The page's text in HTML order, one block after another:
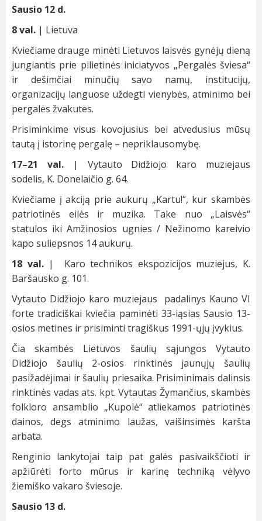
Sausio 12 d.
8 val. | Lietuva
Kviečiame drauge minėti Lietuvos laisvės gynėjų dieną
jungiantis prie pilietinės iniciatyvos „Pergalės šviesa“
ir dešimčiai minučių savo namų, institucijų,
organizacijų languose uždegti vienybės, atminimo bei
pergalės žvakutes.
Prisiminkime visus kovojusius bei atvedusius mūsų
tautą į istorinę pergalę – nepriklausomybę.
17–21 val.| Vytauto Didžiojo karo muziejaus
sodelis, K. Donelaičio g. 64.
Kviečiame į akciją prie aukurų „Kartu!“, kur skambės
patriotinės eilės ir muzika. Take nuo „Laisvės“
statulos iki Amžinosios ugnies / Nežinomo kareivio
kapo suliepsnos 14 aukurų.
18 val.| Karo technikos ekspozicijos muziejus, K.
Baršausko g. 101.
Vytauto Didžiojo karo muziejaus padalinys Kauno VI
forte tradiciškai kviečia paminėti 33-iąsias Sausio 13-
osios metines ir prisiminti tragiškus 1991-ųjų įvykius.
Čia skambės Lietuvos šaulių sąjungos Vytauto
Didžiojo šaulių 2-osios rinktinės jaunųjų šaulių
pasižadėjimai ir šaulių priesaika. Prisiminimais dalinsis
rinktinės vadas ats. kpt. Vytautas Žymančius, skambės
folkloro ansamblio „Kupolė“ atliekamos patriotinės
dainos, degs atminimo laužas, vaišinsimės karšta
arbata.
Renginio lankytojai taip pat galės pasivaikščioti ir
apžiūrėti forto mūrus ir karinę techniką vėlyvo
žiemiško vakaro šviesoje.
Sausio 13 d.